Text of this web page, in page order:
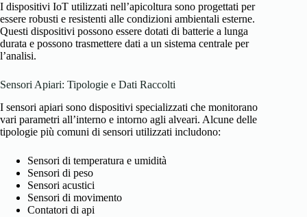
I dispositivi IoT utilizzati nell’apicoltura sono progettati per
essere robusti e resistenti alle condizioni ambientali esterne.
Questi dispositivi possono essere dotati di batterie a lunga
durata e possono trasmettere dati a un sistema centrale per
l’analisi.
Sensori Apiari: Tipologie e Dati Raccolti
I sensori apiari sono dispositivi specializzati che monitorano
vari parametri all’interno e intorno agli alveari. Alcune delle
tipologie più comuni di sensori utilizzati includono:
Sensori di temperatura e umidità
Sensori di peso
Sensori acustici
Sensori di movimento
Contatori di api